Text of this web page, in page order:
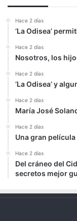
Hace 2 días
‘La Odisea’
Hace 2 días
Nosotros, los
Hace 2 días
‘La Odisea’ y
Hace 2 días
María José
Hace 2 días
Una gran
Hace 2 días
Del cráneo del
secretos mejor